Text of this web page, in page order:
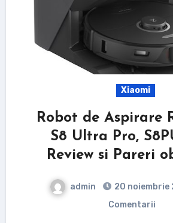
Xiaomi
Robot de Aspirare
S8 Ultra Pro,
Review si Pareri
admin 20 noiembrie
Comentarii